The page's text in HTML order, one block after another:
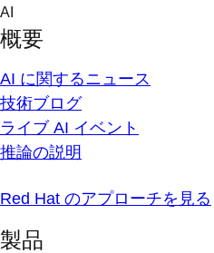
Skip
content
AI
概要
AI に関するニュース
技術ブログ
ライブ AI イベント
推論の説明
Red Hat のアプローチを見る
製品